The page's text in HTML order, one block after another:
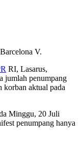
V.
RI, Lasarus,
jumlah penumpang
korban aktual pada
Minggu, 20 Juli
penumpang hanya